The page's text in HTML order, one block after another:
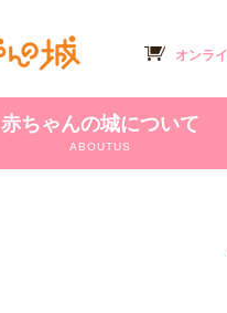
オンラ
赤ちゃんの城について
ABOUTUS